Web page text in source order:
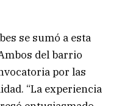
se sumó a esta
del barrio
por las
“La experiencia